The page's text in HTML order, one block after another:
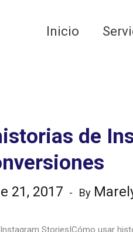
Inicio
de
21, 2017 By